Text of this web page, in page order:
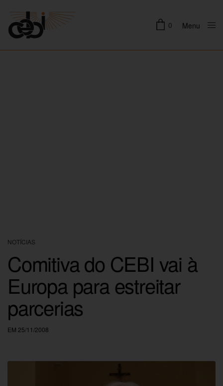
0 Menu
NOTÍCIAS
Comitiva do CEBI vai à
Europa para estreitar
parcerias
EM 25/11/2008